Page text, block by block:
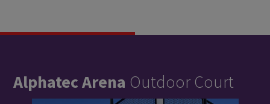
Alphatec Arena Outdoor Court